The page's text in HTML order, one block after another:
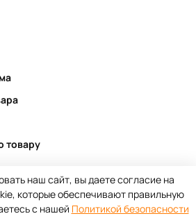
товару
наш сайт, вы даете согласие на
которые обеспечивают правильную
с нашей Политикой безопасности